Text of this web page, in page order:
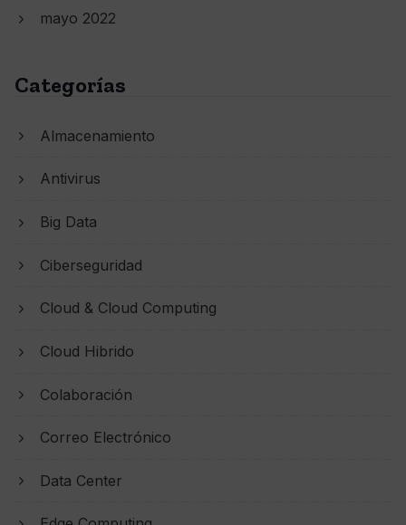
mayo 2022
Categorías
Almacenamiento
Antivirus
Big Data
Ciberseguridad
Cloud & Cloud Computing
Cloud Hibrido
Colaboración
Correo Electrónico
Data Center